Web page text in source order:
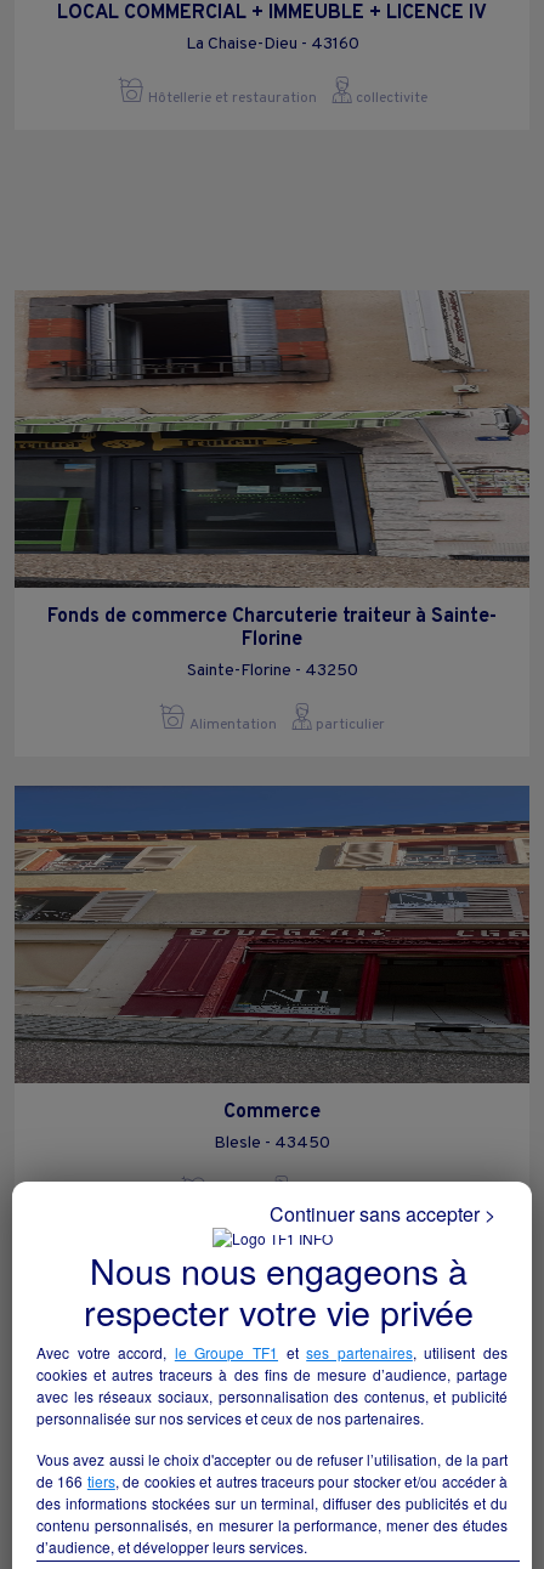
LOCAL COMMERCIAL + IMMEUBLE + LICENCE IV
La Chaise-Dieu - 43160
Hôtellerie et restauration collectivite
Fonds de commerce Charcuterie traiteur à Sainte-
Florine
Sainte-Florine - 43250
Alimentation particulier
Commerce
Blesle - 43450
Nous nous engageons à
respecter votre vie privée
Avec votre accord, le Groupe TF1 etses partenaires, utilisent des
cookies et autres traceurs à des fins de mesure d’audience, partage
avec les réseaux sociaux, personnalisation des contenus, et publicité
personnalisée sur nos services et ceux de nos partenaires.
Vous avez aussi le choix d'accepter ou de refuser l’utilisation, de la part
de 166 tiers, de cookies et autres traceurs pour stocker et/ou accéder à
des informations stockées sur un terminal, diffuser des publicités et du
contenu personnalisés, en mesurer la performance, mener des études
d’audience, et développer leurs services.
Continuer sans accepter >